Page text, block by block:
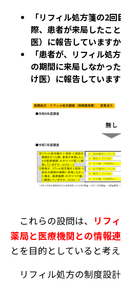
「リフィル処方箋の2
際、患者が来局したこ
医）に報告していますか
「患者が、リフィル処
の期間に来局しなかっ
け医）に報告しています
これらの設問は、
リフ
薬局と医療機関との情報
とを目的としていると考え
リフィル処方の制度設